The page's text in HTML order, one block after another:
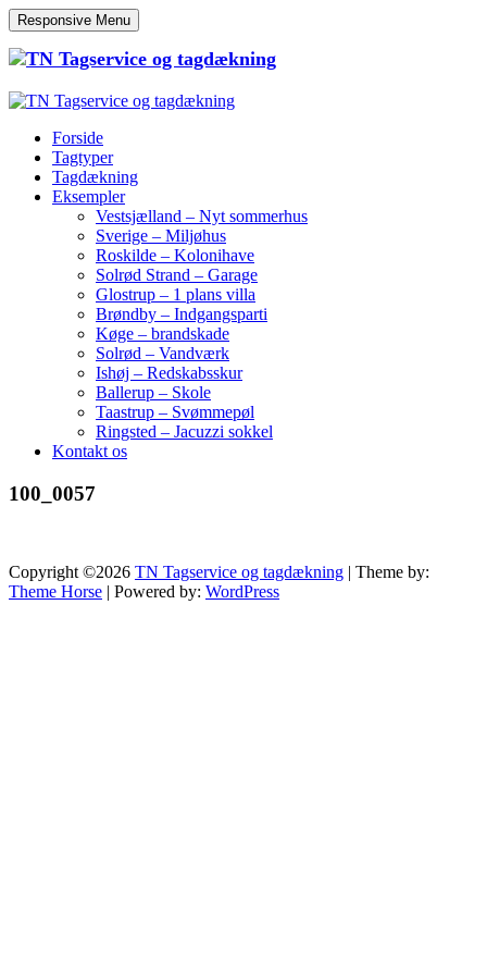
Responsive Menu
Forside
Tagtyper
Tagdækning
Eksempler
Vestsjælland – Nyt sommerhus
Sverige – Miljøhus
Roskilde – Kolonihave
Solrød Strand – Garage
Glostrup – 1 plans villa
Brøndby – Indgangsparti
Køge – brandskade
Solrød – Vandværk
Ishøj – Redskabsskur
Ballerup – Skole
Taastrup – Svømmepøl
Ringsted – Jacuzzi sokkel
Kontakt os
100_0057
Copyright ©2026 TN Tagservice og tagdækning | Theme by:
Theme Horse | Powered by: WordPress